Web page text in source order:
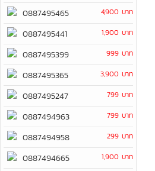
0887495465 4,900 บาท
0887495441 1,900 บาท
0887495399 999 บาท
0887495365 3,900 บาท
0887495247 799 บาท
0887494963 799 บาท
0887494958 299 บาท
0887494665 1,900 บาท